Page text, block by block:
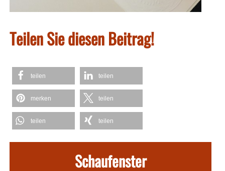
Teilen Sie diesen Beitrag!
teilen teilen
merken teilen
teilen teilen
Schaufenster